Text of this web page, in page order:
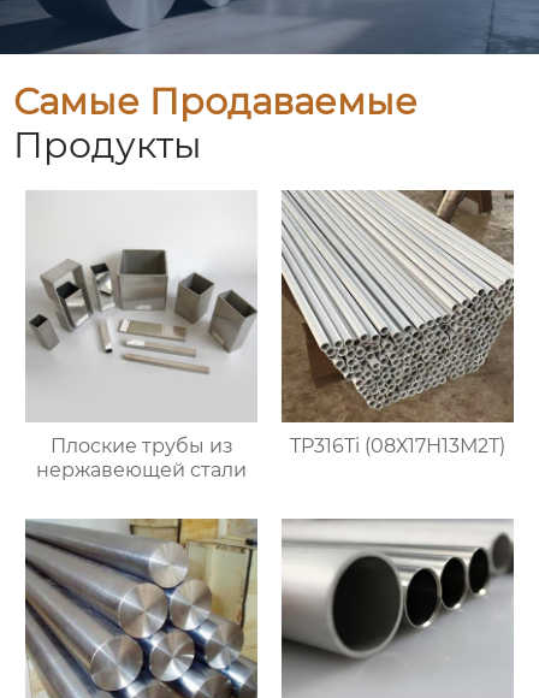
Самые Продаваемые
Продукты
Плоские трубы из
нержавеющей стали
TP316Ti (08Х17Н13М2Т)